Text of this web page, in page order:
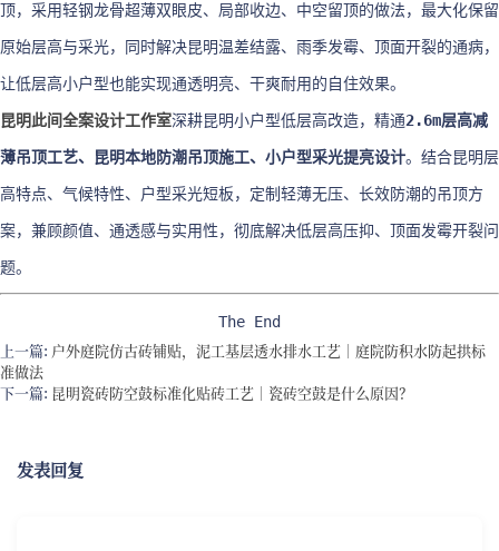
顶，采用轻钢龙骨超薄双眼皮、局部收边、中空留顶的做法，最大化保留
原始层高与采光，同时解决昆明温差结露、雨季发霉、顶面开裂的通病，
让低层高小户型也能实现通透明亮、干爽耐用的自住效果。
昆明此间全案设计工作室深耕昆明小户型低层高改造，精通2.6m层高减
薄吊顶工艺、昆明本地防潮吊顶施工、小户型采光提亮设计。结合昆明层
高特点、气候特性、户型采光短板，定制轻薄无压、长效防潮的吊顶方
案，兼顾颜值、通透感与实用性，彻底解决低层高压抑、顶面发霉开裂问
题。
The End
上一篇: 户外庭院仿古砖铺贴，泥工基层透水排水工艺｜庭院防积水防起拱标
准做法
下一篇: 昆明瓷砖防空鼓标准化贴砖工艺｜瓷砖空鼓是什么原因？
发表回复